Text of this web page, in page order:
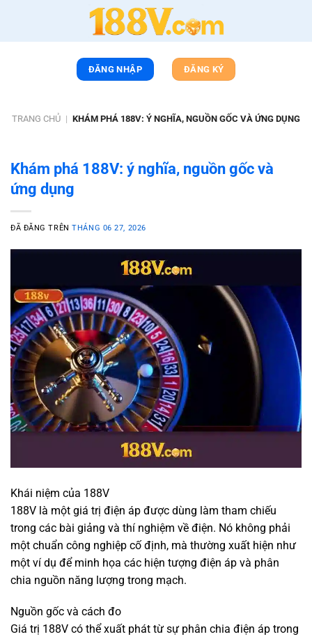
nội
ĐĂNG NHẬP ĐĂNG KÝ
TRANG CHỦ | KHÁM PHÁ 188V: Ý NGHĨA, NGUỒN GỐC VÀ ỨNG DỤNG
Khám phá 188V: ý nghĩa, nguồn gốc và
ứng dụng
ĐÃ ĐĂNG TRÊNTHÁNG 06 27, 2026
Khái niệm của 188V
188V là một giá trị điện áp được dùng làm tham chiếu
trong các bài giảng và thí nghiệm về điện. Nó không phải
một chuẩn công nghiệp cố định, mà thường xuất hiện như
một ví dụ để minh họa các hiện tượng điện áp và phân
chia nguồn năng lượng trong mạch.
Nguồn gốc và cách đo
Giá trị 188V có thể xuất phát từ sự phân chia điện áp trong